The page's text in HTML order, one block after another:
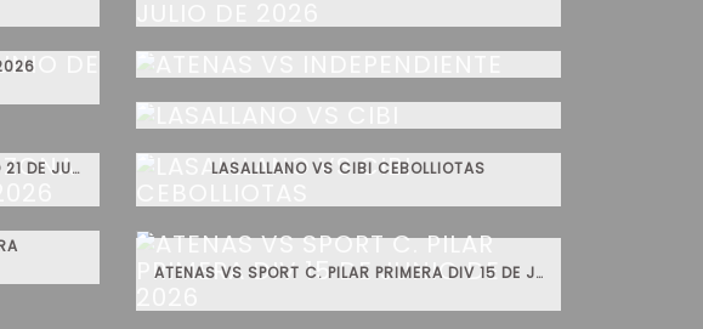
LASALLANO VS ATALAYA ZONA PLATINO 21 DE JUNIO DE 2026 LASALLLANO VS CIBI CEBOLLIOTAS
ATENAS VS SPORT C. PILAR PRIMERA DIV 15 DE JUNIO DE 2026